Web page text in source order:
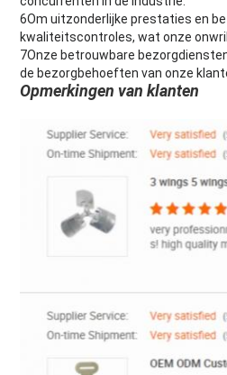
6Om uitzonderlijke prestaties en
kwaliteitscontroles, wat onze
7Onze betrouwbare
de bezorgbehoeften van onze
Opmerkingen van klanten